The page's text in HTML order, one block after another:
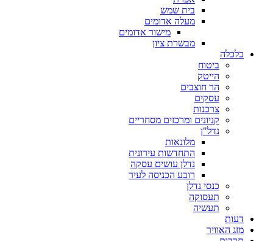
בית שמש
מעלה אדומים
מישור אדומים
מבשרת ציון
כלכלה
ביטוח
הייטק
הר חוצבים
עסקים
צרכנות
קניונים ומרכזים מסחריים
נדל"ן
מלונאות
התחדשות עירונית
נדלן עושים עסקה
רובע הכניסה לעיר
כנסי נדלן
תעסוקה
תעשיה
דעות
מזג האוויר